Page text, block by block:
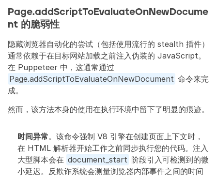
Page.addScriptToEvaluateOnNewDocume
nt 的脆弱性
隐藏浏览器自动化的尝试（包括使用流行的 stealth 插件）
通常依赖于在目标网站加载之前注入伪装的 JavaScript。
Page.addScriptToEvaluateOnNewDocument 命令来完
成。
然而，该方法本身的使用在执行环境中留下了明显的痕迹。
时间异常。该命令强制 V8 引擎在创建页面上下文时，
在 HTML 解析器开始工作之前同步执行您的代码。注入
大型脚本会在 document_start 阶段引入可检测到的微
小延迟。反欺诈系统会测量浏览器内部事件之间的时间